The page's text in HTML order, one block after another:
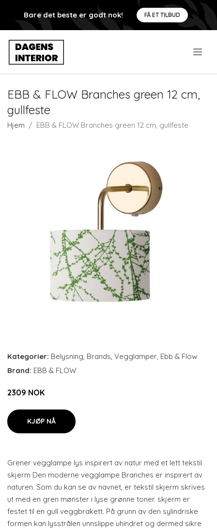
Bare det beste er godt nok! FÅ ET TILBUD
EBB & FLOW Branches green 12 cm,
gullfeste
Hjem EBB & FLOW Branches green 12 cm, gullfeste
Kategorier: Belysning, Brands, Vegglamper, Ebb & Flow
Brand: EBB & FLOW
2309 NOK
KJØP NÅ
Grener vegglampe lys inspirert av natur med et lett tekstil
skjerm Den moderne vegglampe Branches er inspirert av
naturen. Som du kan se av navnet, er tekstil skjerm skrives
ut med en gren mønster i lyse grønne toner. skjerm er
festet til en gull veggbrakett. På grunn av den sylindriske
formen kan lysstrålen unnslippe uhindret og dermed sikre